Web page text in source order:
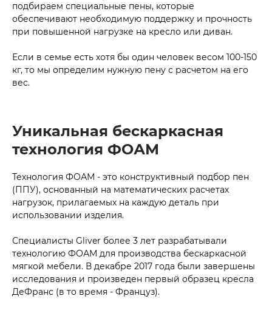
подбираем специальные пены, которые
обеспечивают необходимую поддержку и прочность
при повышенной нагрузке на кресло или диван.
Если в семье есть хотя бы один человек весом 100-150
кг, то мы определим нужную пену с расчетом на его
вес.
Уникальная бескаркасная
технология ФОАМ
Технология ФОАМ - это конструктивный подбор пен
(ППУ), основанный на математических расчетах
нагрузок, прилагаемых на каждую деталь при
использовании изделия.
Специалисты Gliver более 3 лет разрабатывали
технологию ФОАМ для производства бескаркасной
мягкой мебели. В декабре 2017 года были завершены
исследования и произведен первый образец кресла
ДеФранс (в то время - Француз).